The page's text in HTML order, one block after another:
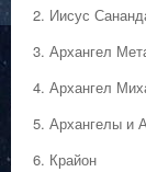
2. Иисус
3. Архангел
4. Архангел
5. Архангелы и
6. Крайон